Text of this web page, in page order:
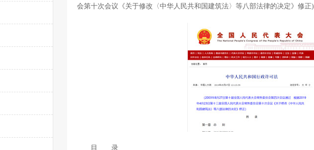
会第十次会议《关于修改〈中华人民共和国建筑法〉等八部法律的决定》修正)
目 录